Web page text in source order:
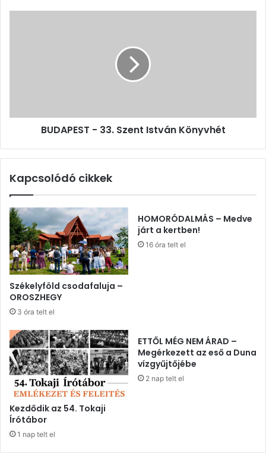
BUDAPEST - 33. Szent István Könyvhét
Kapcsolódó cikkek
Székelyföld csodafaluja –
OROSZHEGY
3 óra telt el
HOMORÓDALMÁS – Medve
járt a kertben!
16 óra telt el
Kezdődik az 54. Tokaji
Írótábor
1 nap telt el
ETTŐL MÉG NEM ÁRAD –
Megérkezett az eső a Duna
vízgyűjtőjébe
2 nap telt el